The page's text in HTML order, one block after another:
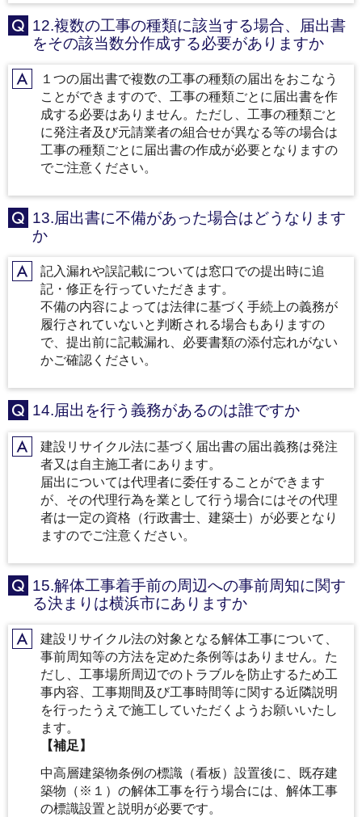
Q
12.複数の工事の種類に該当する場合、届出書
をその該当数分作成する必要がありますか
A１つの届出書で複数の工事の種類の届出をおこなう
ことができますので、工事の種類ごとに届出書を作
成する必要はありません。ただし、工事の種類ごと
に発注者及び元請業者の組合せが異なる等の場合は
工事の種類ごとに届出書の作成が必要となりますの
でご注意ください。
Q
13.届出書に不備があった場合はどうなります
か
A記入漏れや誤記載については窓口での提出時に追
記・修正を行っていただきます。
不備の内容によっては法律に基づく手続上の義務が
履行されていないと判断される場合もありますの
で、提出前に記載漏れ、必要書類の添付忘れがない
かご確認ください。
Q 14.届出を行う義務があるのは誰ですか
A建設リサイクル法に基づく届出書の届出義務は発注
者又は自主施工者にあります。
届出については代理者に委任することができます
が、その代理行為を業として行う場合にはその代理
者は一定の資格（行政書士、建築士）が必要となり
ますのでご注意ください。
Q
15.解体工事着手前の周辺への事前周知に関す
る決まりは横浜市にありますか
A建設リサイクル法の対象となる解体工事について、
事前周知等の方法を定めた条例等はありません。た
だし、工事場所周辺でのトラブルを防止するため工
事内容、工事期間及び工事時間等に関する近隣説明
を行ったうえで施工していただくようお願いいたし
ます。
【補足】
中高層建築物条例の標識（看板）設置後に、既存建
築物（※１）の解体工事を行う場合には、解体工事
の標識設置と説明が必要です。